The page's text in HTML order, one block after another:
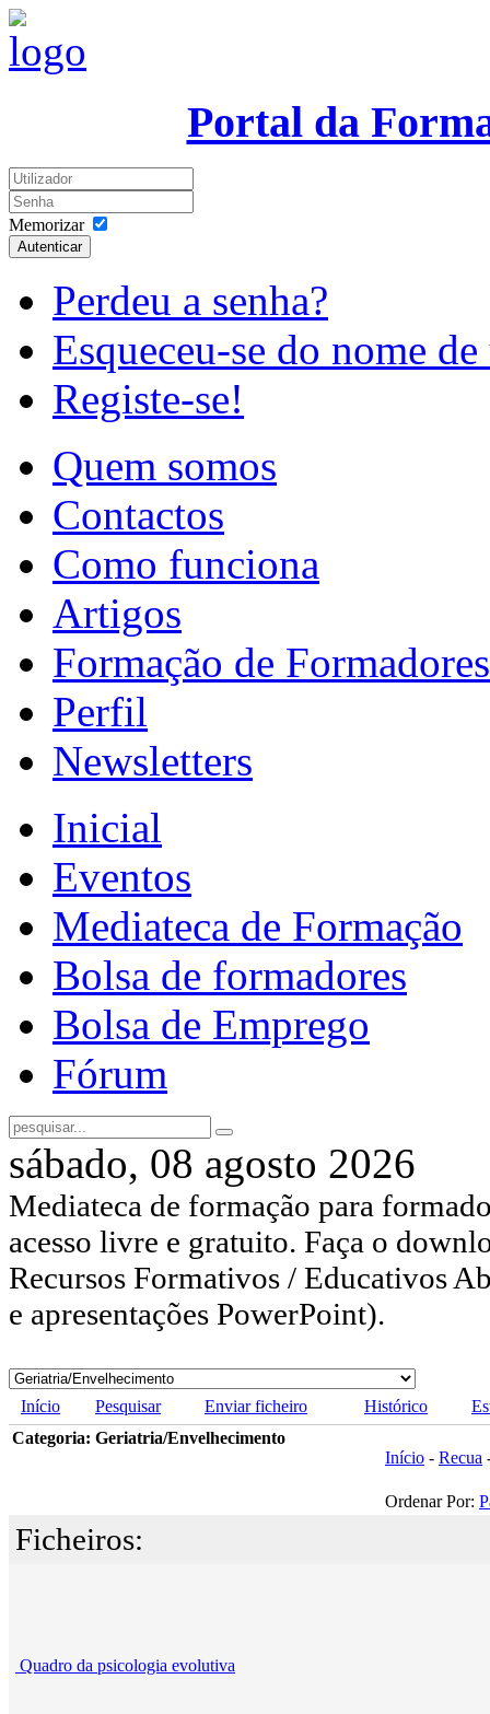
Portal da
Memorizar
Autenticar
Perdeu a senha?
Esqueceu-se do nome
Registe-se!
Quem somos
Contactos
Como funciona
Artigos
Formação de Formadores
Perfil
Newsletters
Inicial
Eventos
Mediateca de Formação
Bolsa de formadores
Bolsa de Emprego
Fórum
sábado, 08 agosto 2026
Mediateca de formação para
acesso livre e gratuito. Faça o
Recursos Formativos / Educativos
e apresentações PowerPoint).
Início Pesquisar Enviar ficheiro Histórico
Categoria: Geriatria/Envelhecimento
Início - Recua
Ordenar Por:
Ficheiros:
Quadro da psicologia evolutiva